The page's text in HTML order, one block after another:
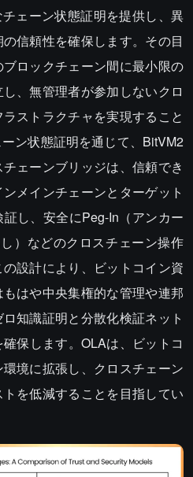
ェーン状態証明を提供し、異
信頼性を確保します。その目
ロックチェーン間に最小限の
、無管理者が参加しないクロ
ストラクチャを実現すること
ン状態証明を通じて、BitVM2
ェーンブリッジは、信頼でき
メインチェーンとターゲット
し、安全にPeg-In（アンカー
）などのクロスチェーン操作
設計により、ビットコイン資
はや中央集権的な管理や連邦
知識証明と分散化検証ネット
保します。OLAは、ビットコ
境に拡張し、クロスチェーン
を低減することを目指してい